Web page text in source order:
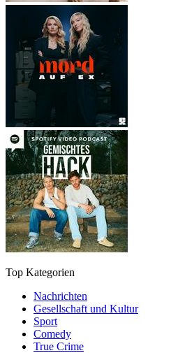
Top Kategorien
Nachrichten
Gesellschaft und Kultur
Sport
Comedy
True Crime